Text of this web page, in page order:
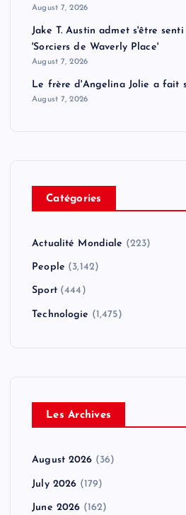
August 7, 2026
Jake T. Austin admet s'être
'Sorciers de Waverly Place'
August 7, 2026
Le frère d'Angelina Jolie a fait
August 7, 2026
Catégories
Actualité Mondiale (223)
People (3,142)
Sport(444)
Technologie (1,475)
Les Archives
August 2026 (36)
July 2026 (179)
June 2026 (162)